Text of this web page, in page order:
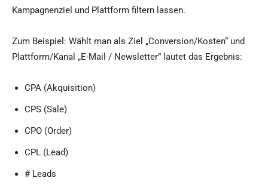
Kampagnenziel und Plattform filtern lassen.
Zum Beispiel: Wählt man als Ziel „Conversion/Kosten“ und
Plattform/Kanal „E-Mail / Newsletter” lautet das Ergebnis:
CPA (Akquisition)
CPS (Sale)
CPO (Order)
CPL (Lead)
# Leads